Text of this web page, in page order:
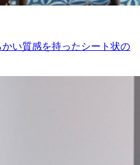
い質感を持ったシート状の